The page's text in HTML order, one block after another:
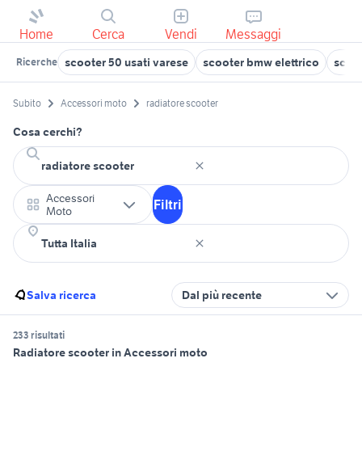
Home Cerca Vendi Messaggi
Ricerche scooter 50 usati varese scooter bmw elettrico
Subito Accessori moto radiatore scooter
Cosa cerchi?
Accessori
Moto
Filtri
Salva ricerca Dal più recente
233 risultati
Radiatore scooter in Accessori moto